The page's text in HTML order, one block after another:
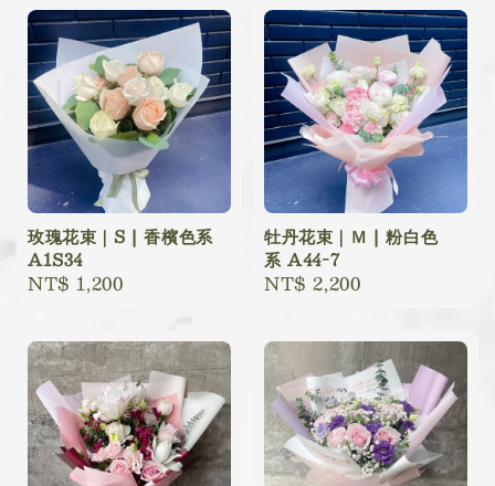
玫瑰花束｜S | 香檳色系
A1S34
Regular
NT$ 1,200
牡丹花束｜Ｍ | 粉白色
系 A44-7
Regular
NT$ 2,200